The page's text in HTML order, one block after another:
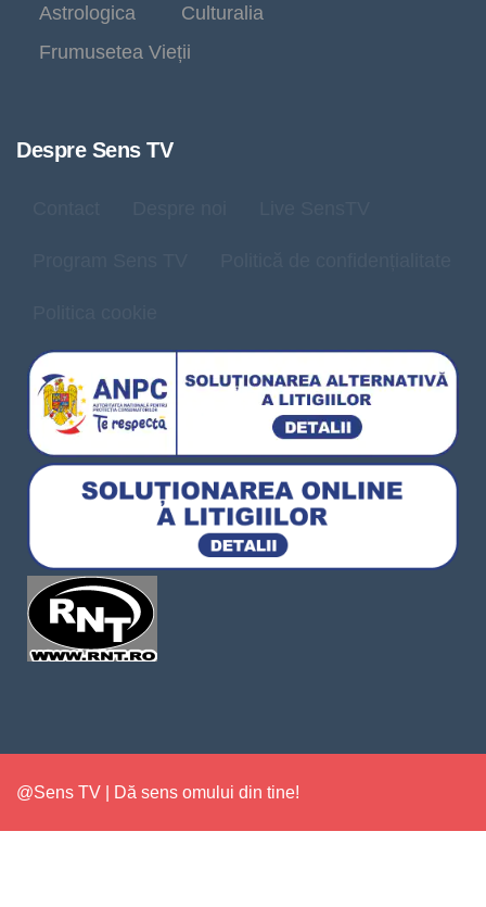
Astrologica
Culturalia
Frumusetea Vieții
Despre Sens TV
@Sens TV | Dă sens omului din tine!